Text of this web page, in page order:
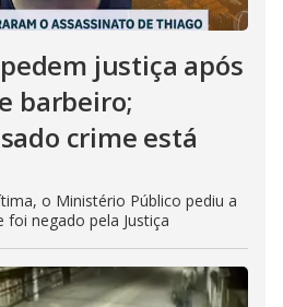
justiça após
barbeiro;
crime está
o Ministério Público pediu a
negado pela Justiça